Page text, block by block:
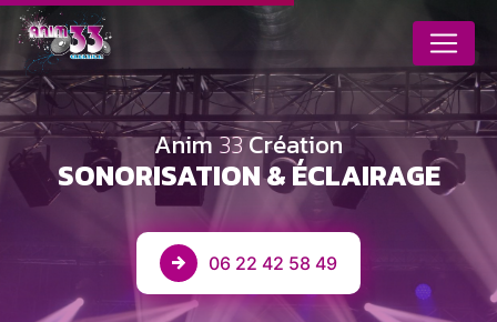
Anim33Création
SONORISATION & ÉCLAIRAGE
06 22 42 58 49
Panneau de gestion des cookies